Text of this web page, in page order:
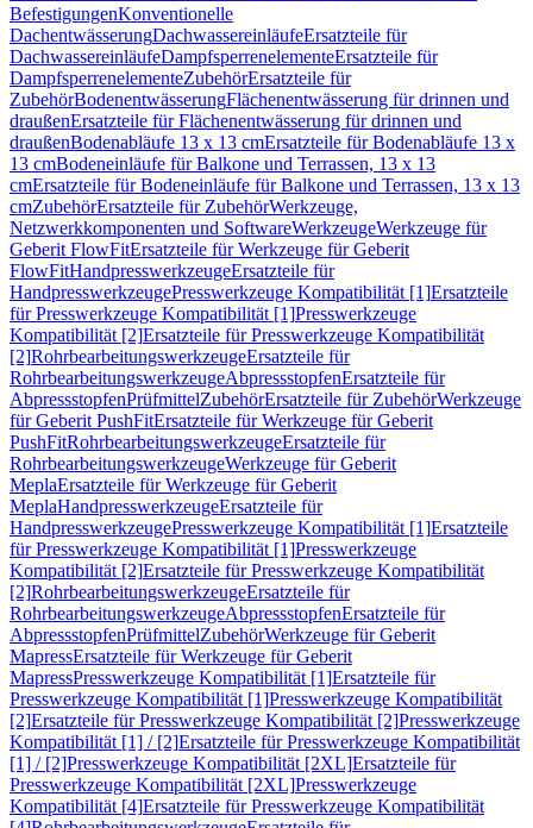
BefestigungenKonventionelle
DachentwässerungDachwassereinläufeErsatzteile für
DachwassereinläufeDampfsperrenelementeErsatzteile für
DampfsperrenelementeZubehörErsatzteile für
ZubehörBodenentwässerungFlächenentwässerung für drinnen und
draußenErsatzteile für Flächenentwässerung für drinnen und
draußenBodenabläufe 13 x 13 cmErsatzteile für Bodenabläufe 13 x
13 cmBodeneinläufe für Balkone und Terrassen, 13 x 13
cmErsatzteile für Bodeneinläufe für Balkone und Terrassen, 13 x 13
cmZubehörErsatzteile für ZubehörWerkzeuge,
Netzwerkkomponenten und SoftwareWerkzeugeWerkzeuge für
Geberit FlowFitErsatzteile für Werkzeuge für Geberit
FlowFitHandpresswerkzeugeErsatzteile für
HandpresswerkzeugePresswerkzeuge Kompatibilität [1]Ersatzteile
für Presswerkzeuge Kompatibilität [1]Presswerkzeuge
Kompatibilität [2]Ersatzteile für Presswerkzeuge Kompatibilität
[2]RohrbearbeitungswerkzeugeErsatzteile für
RohrbearbeitungswerkzeugeAbpressstopfenErsatzteile für
AbpressstopfenPrüfmittelZubehörErsatzteile für ZubehörWerkzeuge
für Geberit PushFitErsatzteile für Werkzeuge für Geberit
PushFitRohrbearbeitungswerkzeugeErsatzteile für
RohrbearbeitungswerkzeugeWerkzeuge für Geberit
MeplaErsatzteile für Werkzeuge für Geberit
MeplaHandpresswerkzeugeErsatzteile für
HandpresswerkzeugePresswerkzeuge Kompatibilität [1]Ersatzteile
für Presswerkzeuge Kompatibilität [1]Presswerkzeuge
Kompatibilität [2]Ersatzteile für Presswerkzeuge Kompatibilität
[2]RohrbearbeitungswerkzeugeErsatzteile für
RohrbearbeitungswerkzeugeAbpressstopfenErsatzteile für
AbpressstopfenPrüfmittelZubehörWerkzeuge für Geberit
MapressErsatzteile für Werkzeuge für Geberit
MapressPresswerkzeuge Kompatibilität [1]Ersatzteile für
Presswerkzeuge Kompatibilität [1]Presswerkzeuge Kompatibilität
[2]Ersatzteile für Presswerkzeuge Kompatibilität [2]Presswerkzeuge
Kompatibilität [1] / [2]Ersatzteile für Presswerkzeuge Kompatibilität
[1] / [2]Presswerkzeuge Kompatibilität [2XL]Ersatzteile für
Presswerkzeuge Kompatibilität [2XL]Presswerkzeuge
Kompatibilität [4]Ersatzteile für Presswerkzeuge Kompatibilität